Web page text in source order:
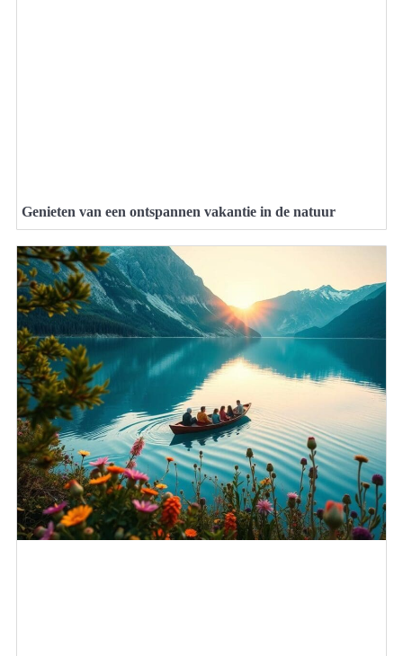
Genieten van een ontspannen vakantie in de natuur